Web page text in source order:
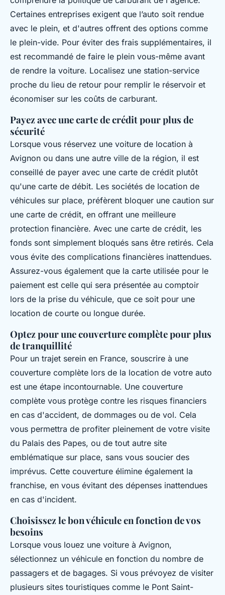
Certaines entreprises exigent que l’auto soit rendue
avec le plein, et d'autres offrent des options comme
le plein-vide. Pour éviter des frais supplémentaires, il
est recommandé de faire le plein vous-même avant
de rendre la voiture. Localisez une station-service
proche du lieu de retour pour remplir le réservoir et
économiser sur les coûts de carburant.
Payez avec une carte de crédit pour plus de
sécurité
Lorsque vous réservez une voiture de location à
Avignon ou dans une autre ville de la région, il est
conseillé de payer avec une carte de crédit plutôt
qu'une carte de débit. Les sociétés de location de
véhicules sur place, préfèrent bloquer une caution sur
une carte de crédit, en offrant une meilleure
protection financière. Avec une carte de crédit, les
fonds sont simplement bloqués sans être retirés. Cela
vous évite des complications financières inattendues.
Assurez-vous également que la carte utilisée pour le
paiement est celle qui sera présentée au comptoir
lors de la prise du véhicule, que ce soit pour une
location de courte ou longue durée.
Optez pour une couverture complète pour plus
de tranquillité
Pour un trajet serein en France, souscrire à une
couverture complète lors de la location de votre auto
est une étape incontournable. Une couverture
complète vous protège contre les risques financiers
en cas d'accident, de dommages ou de vol. Cela
vous permettra de profiter pleinement de votre visite
du Palais des Papes, ou de tout autre site
emblématique sur place, sans vous soucier des
imprévus. Cette couverture élimine également la
franchise, en vous évitant des dépenses inattendues
en cas d'incident.
Choisissez le bon véhicule en fonction de vos
besoins
Lorsque vous louez une voiture à Avignon,
sélectionnez un véhicule en fonction du nombre de
passagers et de bagages. Si vous prévoyez de visiter
plusieurs sites touristiques comme le Pont Saint-